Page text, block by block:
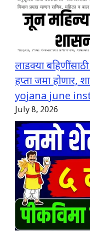
लाडक्या
हप्ता जमा होणार,
yojana june
July 8, 2026